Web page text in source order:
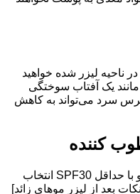
ناحیه لیزر شده خواهید
یک آفتاب سوختگی
سرد می‌تواند به کاهش
کرم ضدآفتابی متناسب با پوست خود و با حداقل SPF30 انتخاب
بعد از لیزر موهای زائد]